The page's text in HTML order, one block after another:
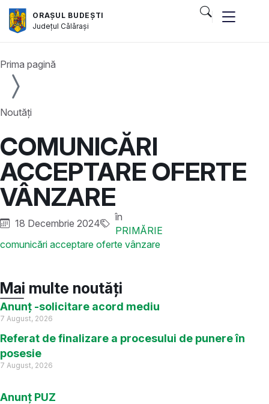
ORAȘUL BUDEȘTI
JudețulCălărași
Prima pagină
Noutăți
COMUNICĂRI
ACCEPTARE OFERTE
VÂNZARE
18 Decembrie 2024
în
PRIMĂRIE
comunicări acceptare oferte vânzare
Mai multe noutăți
Anunț -solicitare acord mediu
7 August, 2026
Referat de finalizare a procesului de punere în
posesie
7 August, 2026
Anunț PUZ